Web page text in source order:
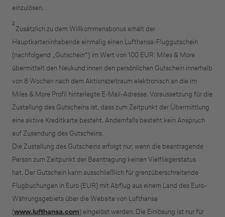
einzulösen.
2
Zusätzlich zu dem Willkommensbonus erhält der
Hauptkarteninhabende einmalig einen Lufthansa-Fluggutschein
(nachfolgend „Gutschein“) im Wert von 100 EUR. Miles & More
übermittelt den Neukund:innen den persönlichen Gutschein innerhalb
von 8 Wochen nach dem Aktionszeitraum elektronisch an die im
Miles & More Profil hinterlegte E-Mail-Adresse. Voraussetzung für die
Zustellung des Gutscheins ist, dass zum Zeitpunkt der Übermittlung
eine aktive Kreditkarte besteht. Andernfalls besteht kein Anspruch
auf Zusendung des Gutscheins.
Die Zustellung des Gutscheins erfolgt nur, wenn die beantragende
Person zum Zeitpunkt der Beantragung keinen Vielfliegerstatus
hat. Der Gutschein kann ausschließlich für grenzüberschreitende
Flugbuchungen in Euro (EUR) mit Abflug aus einem Land des Euro-
Währungsgebiets über die Website von Lufthansa
(www.lufthansa.com) eingelöst werden. Die Einlösung ist nur für